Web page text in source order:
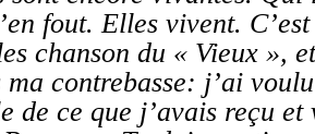
fout. Elles vivent.
chanson du « Vieux »,
contrebasse: j’ai
de ce que j’avais reçu